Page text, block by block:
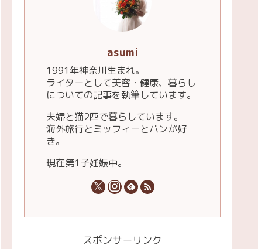
asumi
1991年神奈川生まれ。
ライターとして美容・健康、暮らし
についての記事を執筆しています。
夫婦と猫2匹で暮らしています。
海外旅行とミッフィーとパンが好
き。
現在第1子妊娠中。
スポンサーリンク